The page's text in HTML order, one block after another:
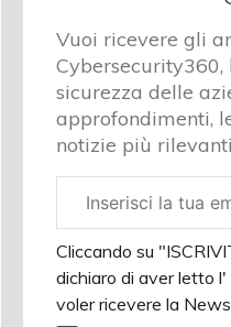
Vuoi ricevere gli
sicurezza delle
approfondimenti,
notizie più
aziendale
Cliccando su
dichiaro di aver letto l'
voler ricevere la